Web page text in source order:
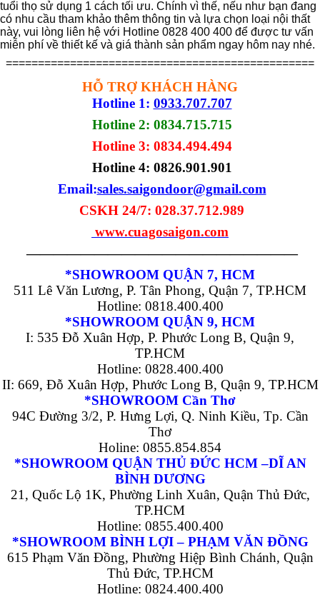
tuổi thọ sử dụng 1 cách tối ưu. Chính vì thế, nếu như bạn đang
có nhu cầu tham khảo thêm thông tin và lựa chọn loại nội thất
này, vui lòng liên hệ với Hotline 0828 400 400 để được tư vấn
miễn phí về thiết kế và giá thành sản phẩm ngay hôm nay nhé.
================================================
HỖ TRỢ KHÁCH HÀNG
Hotline 1: 0933.707.707
Hotline 2: 0834.715.715
Hotline 3: 0834.494.494
Hotline 4: 0826.901.901
Email:sales.saigondoor@gmail.com
CSKH 24/7: 028.37.712.989
www.cuagosaigon.com
————————————————————
*SHOWROOM QUẬN 7, HCM
511 Lê Văn Lương, P. Tân Phong, Quận 7, TP.HCM
Hotline: 0818.400.400
*SHOWROOM QUẬN 9, HCM
I: 535 Đỗ Xuân Hợp, P. Phước Long B, Quận 9,
TP.HCM
Hotline: 0828.400.400
II: 669, Đỗ Xuân Hợp, Phước Long B, Quận 9, TP.HCM
*SHOWROOM Cần Thơ
94C Đường 3/2, P. Hưng Lợi, Q. Ninh Kiều, Tp. Cần
Thơ
Holine: 0855.854.854
*SHOWROOM QUẬN THỦ ĐỨC HCM –DĨ AN
BÌNH DƯƠNG
21, Quốc Lộ 1K, Phường Linh Xuân, Quận Thủ Đức,
TP.HCM
Hotline: 0855.400.400
*SHOWROOM BÌNH LỢI – PHẠM VĂN ĐỒNG
615 Phạm Văn Đồng, Phường Hiệp Bình Chánh, Quận
Thủ Đức, TP.HCM
Hotline: 0824.400.400